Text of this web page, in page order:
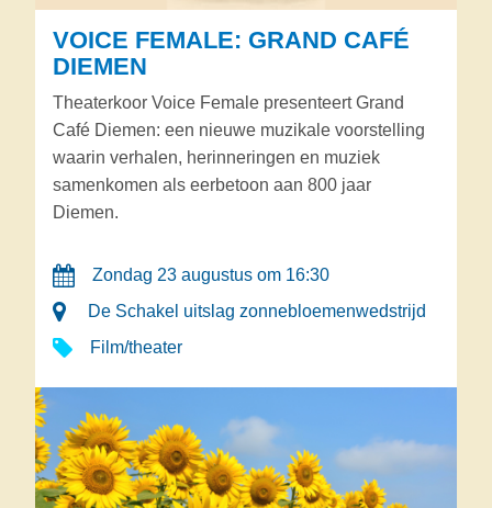
VOICE FEMALE: GRAND CAFÉ
DIEMEN
Theaterkoor Voice Female presenteert Grand
Café Diemen: een nieuwe muzikale voorstelling
waarin verhalen, herinneringen en muziek
samenkomen als eerbetoon aan 800 jaar
Diemen.
Zondag 23 augustus om 16:30
De Schakel uitslag zonnebloemenwedstrijd
Film/theater